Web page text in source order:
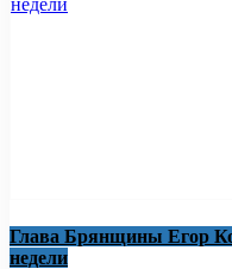
Глава Брянщины Егор
недели